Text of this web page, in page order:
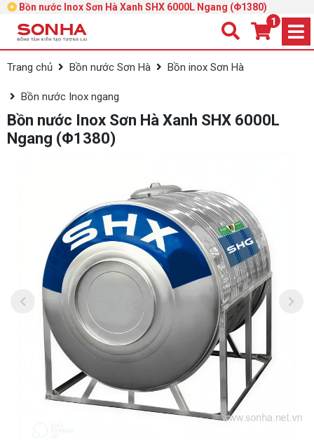
Bồn nước Inox Sơn Hà Xanh SHX 6000L Ngang (Φ1380)
1
Trang chủ Bồn nước Sơn Hà Bồn inox Sơn Hà
Bồn nước Inox ngang
Bồn nước Inox Sơn Hà Xanh SHX 6000L
Ngang (Φ1380)